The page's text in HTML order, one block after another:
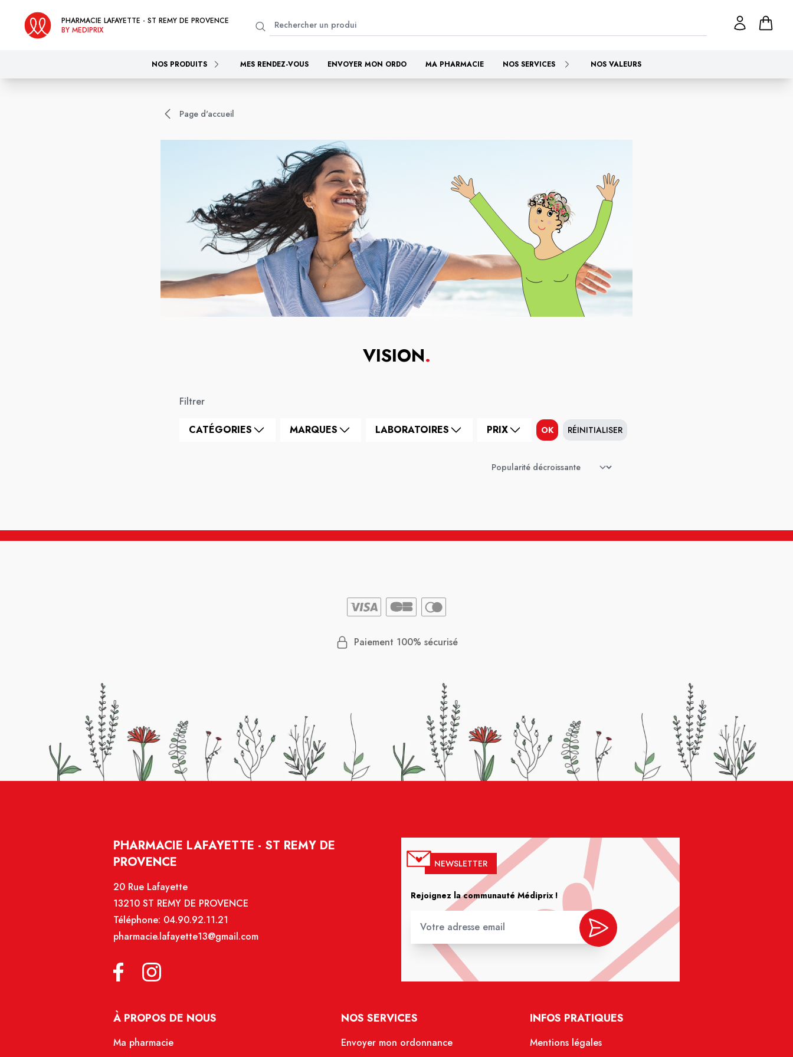
PHARMACIE LAFAYETTE - ST REMY DE PROVENCE
BY MEDIPRIX
NOS PRODUITS MES RENDEZ-VOUS ENVOYER MON ORDO MA PHARMACIE NOS SERVICES NOS VALEURS
Page d'accueil
VISION.
Filtrer
CATÉGORIES MARQUES LABORATOIRES PRIX OK RÉINITIALISER
Paiement 100% sécurisé
PHARMACIE LAFAYETTE - ST REMY DE
PROVENCE
20 Rue Lafayette
13210 ST REMY DE PROVENCE
Téléphone: 04.90.92.11.21
pharmacie.lafayette13@gmail.com
NEWSLETTER
Rejoignez la communauté Médiprix !
À PROPOS DE NOUS
Ma pharmacie
NOS SERVICES
Envoyer mon ordonnance
INFOS PRATIQUES
Mentions légales